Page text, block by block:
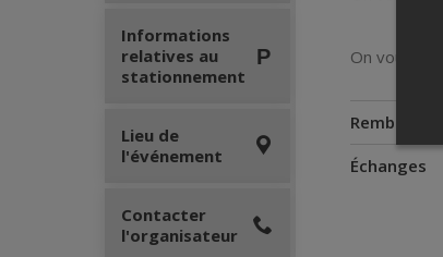
On vous
Échanges
Informations
relatives au
stationnement
Lieu de
l'événement
Contacter
l'organisateur